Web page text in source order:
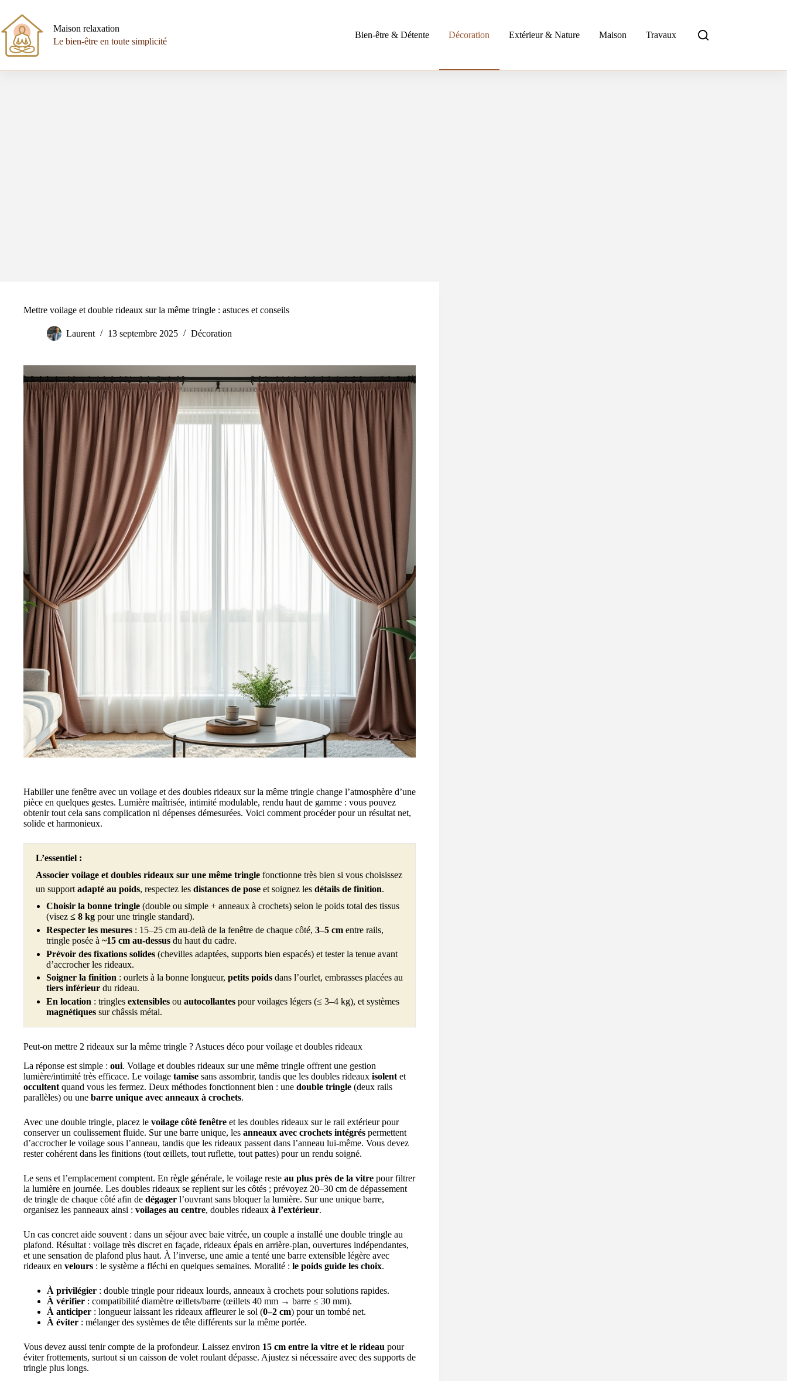
contenu
Maison relaxation
Le bien-être en toute simplicité
Bien-être & Détente Décoration Extérieur & Nature Maison Travaux
Mettre voilage et double rideaux sur la même tringle : astuces et conseils
Laurent 13 septembre 2025 Décoration
Habiller une fenêtre avec un voilage et des doubles rideaux sur la même tringle change l’atmosphère d’une
pièce en quelques gestes. Lumière maîtrisée, intimité modulable, rendu haut de gamme : vous pouvez
obtenir tout cela sans complication ni dépenses démesurées. Voici comment procéder pour un résultat net,
solide et harmonieux.
L’essentiel :
Associer voilage et doubles rideaux sur une même tringle fonctionne très bien si vous choisissez
un support adapté au poids, respectez les distances de pose et soignez les détails de finition.
Choisir la bonne tringle(double ou simple + anneaux à crochets) selon le poids total des tissus
(visez ≤ 8 kgpour une tringle standard).
Respecter les mesures: 15–25 cm au-delà de la fenêtre de chaque côté, 3–5 cmentre rails,
tringle posée à ~15 cm au-dessusdu haut du cadre.
Prévoir des fixations solides(chevilles adaptées, supports bien espacés) et tester la tenue avant
d’accrocher les rideaux.
Soigner la finition : ourlets à la bonne longueur, petits poidsdans l’ourlet, embrasses placées au
tiers inférieurdu rideau.
En location : tringles extensiblesou autocollantespour voilages légers (≤ 3–4 kg), et systèmes
magnétiquessur châssis métal.
Peut-on mettre 2 rideaux sur la même tringle ? Astuces déco pour voilage et doubles rideaux
La réponse est simple : oui. Voilage et doubles rideaux sur une même tringle offrent une gestion
lumière/intimité très efficace. Le voilage tamise sans assombrir, tandis que les doubles rideaux isolent et
occultent quand vous les fermez. Deux méthodes fonctionnent bien : une double tringle (deux rails
parallèles) ou une barre unique avec anneaux à crochets.
Avec une double tringle, placez le voilage côté fenêtre et les doubles rideaux sur le rail extérieur pour
conserver un coulissement fluide. Sur une barre unique, les anneaux avec crochets intégrés permettent
d’accrocher le voilage sous l’anneau, tandis que les rideaux passent dans l’anneau lui-même. Vous devez
rester cohérent dans les finitions (tout œillets, tout ruflette, tout pattes) pour un rendu soigné.
Le sens et l’emplacement comptent. En règle générale, le voilage reste au plus près de la vitre pour filtrer
la lumière en journée. Les doubles rideaux se replient sur les côtés ; prévoyez 20–30 cm de dépassement
de tringle de chaque côté afin de dégager l’ouvrant sans bloquer la lumière. Sur une unique barre,
organisez les panneaux ainsi : voilages au centre, doubles rideaux à l’extérieur.
Un cas concret aide souvent : dans un séjour avec baie vitrée, un couple a installé une double tringle au
plafond. Résultat : voilage très discret en façade, rideaux épais en arrière-plan, ouvertures indépendantes,
et une sensation de plafond plus haut. À l’inverse, une amie a tenté une barre extensible légère avec
rideaux en velours : le système a fléchi en quelques semaines. Moralité : le poids guide les choix.
À privilégier : double tringle pour rideaux lourds, anneaux à crochets pour solutions rapides.
À vérifier : compatibilité diamètre œillets/barre (œillets 40 mm → barre ≤ 30 mm).
À anticiper : longueur laissant les rideaux affleurer le sol (0–2 cm) pour un tombé net.
À éviter : mélanger des systèmes de tête différents sur la même portée.
Vous devez aussi tenir compte de la profondeur. Laissez environ 15 cm entre la vitre et le rideau pour
éviter frottements, surtout si un caisson de volet roulant dépasse. Ajustez si nécessaire avec des supports de
tringle plus longs.